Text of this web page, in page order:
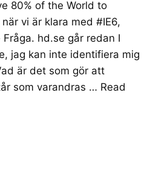
80% of the World to
vi är klara med #IE6,
Fråga. hd.se går redan I
jag kan inte identifiera mig
är det som gör att
som varandras … Read